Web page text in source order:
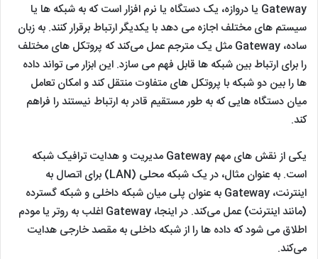
Gateway یا دروازه، یک دستگاه یا نرم ‌افزار است که به شبکه‌ ها یا
سیستم ‌های مختلف اجازه می ‌دهد با یکدیگر ارتباط برقرار کنند. به زبان
ساده، Gateway مثل یک مترجم عمل می‌کند که پروتکل های مختلف
را برای ارتباط بین شبکه ‌ها قابل ‌فهم می ‌سازد. این ابزار می ‌تواند داده
‌ها را بین دو شبکه با پروتکل‌ های متفاوت منتقل کند و امکان تعامل
میان دستگاه ‌هایی که به ‌طور مستقیم قادر به ارتباط نیستند را فراهم
کند.
یکی از نقش‌ های مهم Gateway مدیریت و هدایت ترافیک شبکه
است. به‌ عنوان مثال، در یک شبکه محلی (LAN) برای اتصال به
اینترنت، Gateway به ‌عنوان پلی میان شبکه داخلی و شبکه گسترده
(مانند اینترنت) عمل می‌کند. در اینجا، Gateway اغلب به روتر یا مودم
اطلاق می ‌شود که داده‌ ها را از شبکه داخلی به مقصد خارجی هدایت
می‌کند.